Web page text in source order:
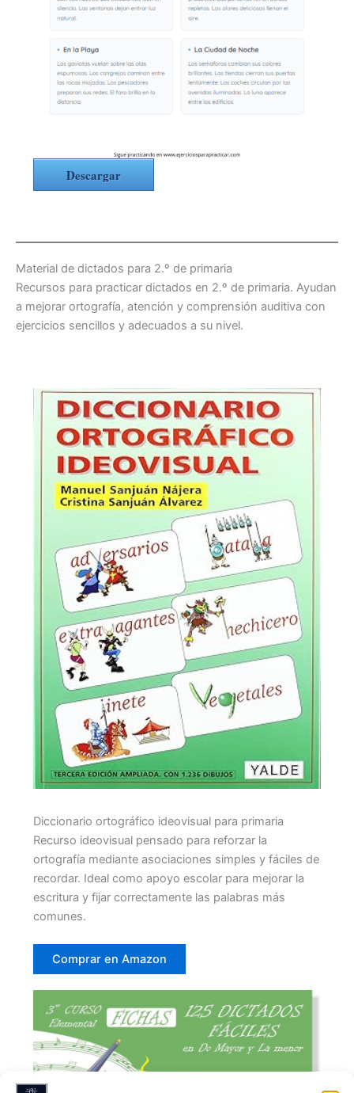
Descargar
Material de dictados para 2.º de primaria
Recursos para practicar dictados en 2.º de primaria. Ayudan
a mejorar ortografía, atención y comprensión auditiva con
ejercicios sencillos y adecuados a su nivel.
Diccionario ortográfico ideovisual para primaria
Recurso ideovisual pensado para reforzar la
ortografía mediante asociaciones simples y fáciles de
recordar. Ideal como apoyo escolar para mejorar la
escritura y fijar correctamente las palabras más
comunes.
Comprar en Amazon